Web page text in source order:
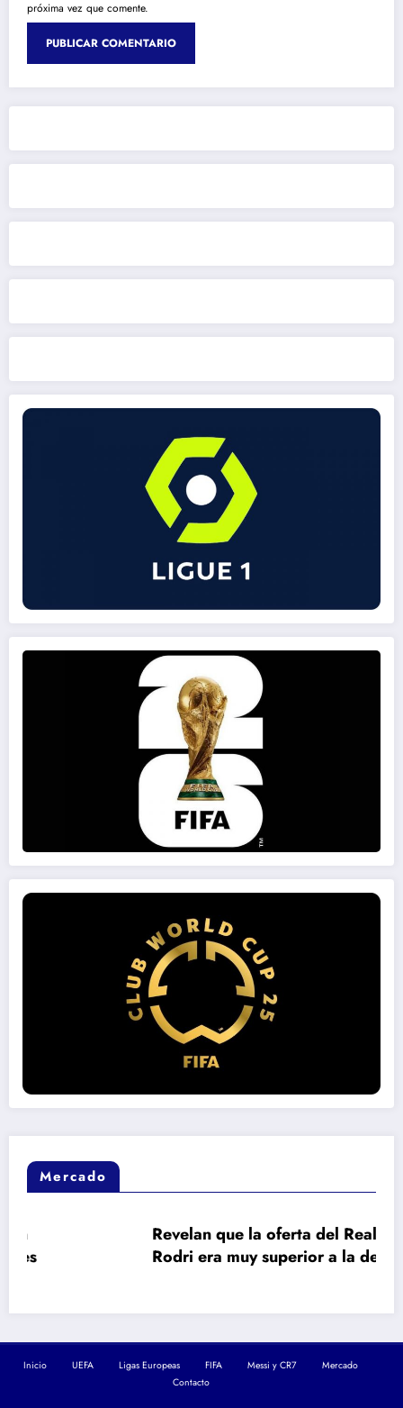
próxima vez que comente.
Mercado
Revelan que la oferta del Real Madrid a
Rodri era muy superior a la del Barça
Inicio UEFA Ligas Europeas FIFA Messi y CR7
Mercado
Contacto